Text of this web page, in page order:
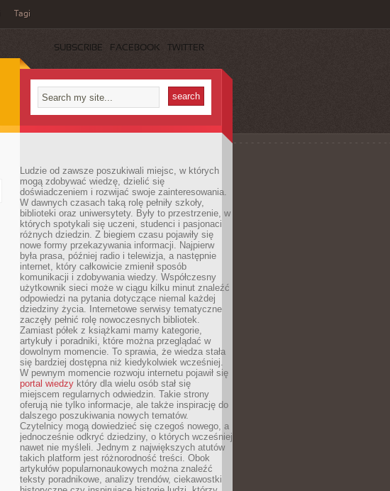
Tagi
SUBSCRIBE FACEBOOK TWITTER
Ludzie od zawsze poszukiwali miejsc, w których
mogą zdobywać wiedzę, dzielić się
doświadczeniem i rozwijać swoje zainteresowania.
W dawnych czasach taką rolę pełniły szkoły,
biblioteki oraz uniwersytety. Były to przestrzenie, w
których spotykali się uczeni, studenci i pasjonaci
różnych dziedzin. Z biegiem czasu pojawiły się
nowe formy przekazywania informacji. Najpierw
była prasa, później radio i telewizja, a następnie
internet, który całkowicie zmienił sposób
komunikacji i zdobywania wiedzy. Współczesny
użytkownik sieci może w ciągu kilku minut znaleźć
odpowiedzi na pytania dotyczące niemal każdej
dziedziny życia. Internetowe serwisy tematyczne
zaczęły pełnić rolę nowoczesnych bibliotek.
Zamiast półek z książkami mamy kategorie,
artykuły i poradniki, które można przeglądać w
dowolnym momencie. To sprawia, że wiedza stała
się bardziej dostępna niż kiedykolwiek wcześniej.
W pewnym momencie rozwoju internetu pojawił się
portal wiedzy który dla wielu osób stał się
miejscem regularnych odwiedzin. Takie strony
oferują nie tylko informacje, ale także inspirację do
dalszego poszukiwania nowych tematów.
Czytelnicy mogą dowiedzieć się czegoś nowego, a
jednocześnie odkryć dziedziny, o których wcześniej
nawet nie myśleli. Jednym z największych atutów
takich platform jest różnorodność treści. Obok
artykułów popularnonaukowych można znaleźć
teksty poradnikowe, analizy trendów, ciekawostki